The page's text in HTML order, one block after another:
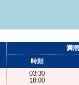
満潮
時刻
03:30
18:00